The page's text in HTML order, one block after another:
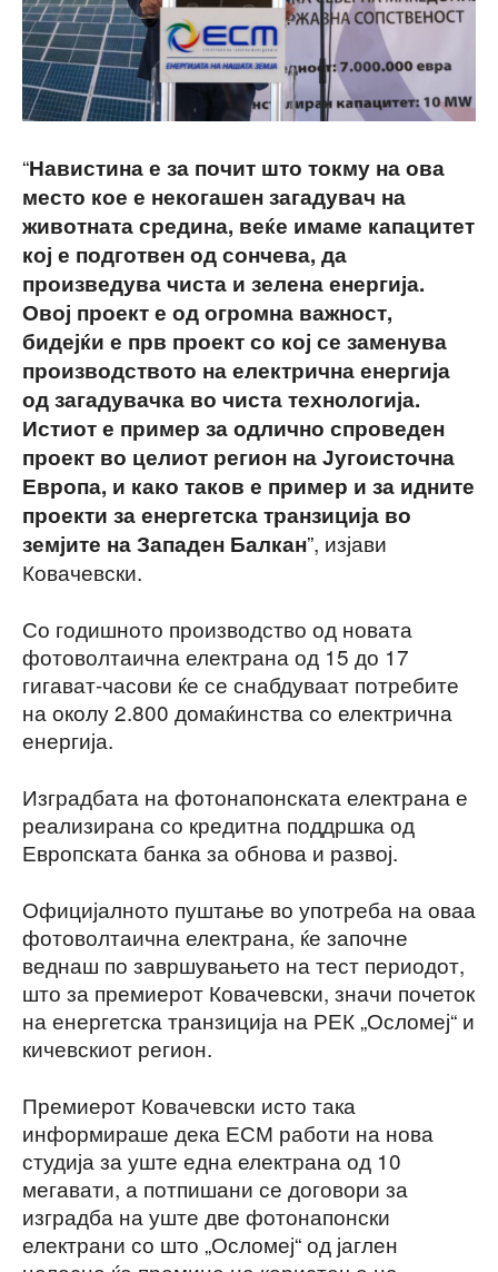
“Навистина е за почит што токму на ова
место кое е некогашен загадувач на
животната средина, веќе имаме капацитет
кој е подготвен од сончева, да
произведува чиста и зелена енергија.
Овој проект е од огромна важност,
бидејќи е прв проект со кој се заменува
производството на електрична енергија
од загадувачка во чиста технологија.
Истиот е пример за одлично спроведен
проект во целиот регион на Југоисточна
Европа, и како таков е пример и за идните
проекти за енергетска транзиција во
земјите на Западен Балкан”, изјави
Ковачевски.
Со годишното производство од новата
фотоволтаична електрана од 15 до 17
гигават-часови ќе се снабдуваат потребите
на околу 2.800 домаќинства со електрична
енергија.
Изградбата на фотонапонската електрана е
реализирана со кредитна поддршка од
Европската банка за обнова и развој.
Официјалното пуштање во употреба на оваа
фотоволтаична електрана, ќе започне
веднаш по завршувањето на тест периодот,
што за премиерот Ковачевски, значи почеток
на енергетска транзиција на РЕК „Осломеј“ и
кичевскиот регион.
Премиерот Ковачевски исто така
информираше дека ЕСМ работи на нова
студија за уште една електрана од 10
мегавати, а потпишани се договори за
изградба на уште две фотонапонски
електрани со што „Осломеј“ од јаглен